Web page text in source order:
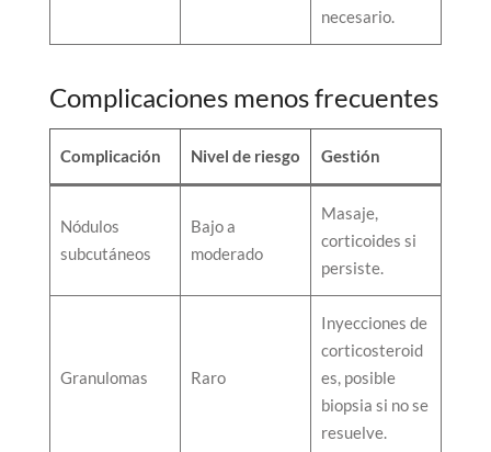
necesario.
Complicaciones menos frecuentes
Complicación Nivel de riesgo Gestión
Nódulos
subcutáneos
Bajo a
moderado
Masaje,
corticoides si
persiste.
Granulomas Raro
Inyecciones de
corticosteroid
es, posible
biopsia si no se
resuelve.